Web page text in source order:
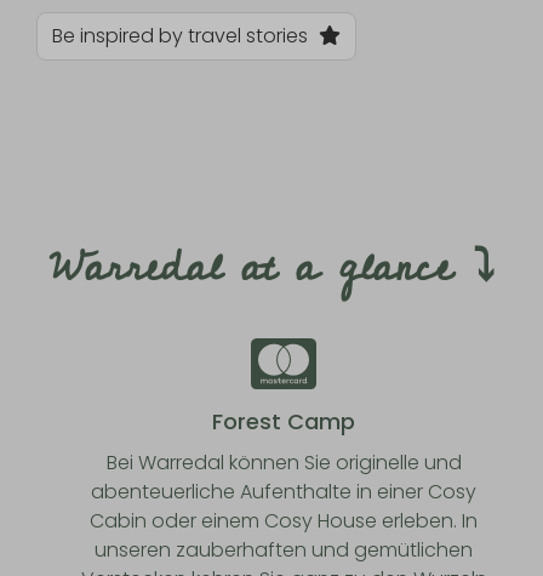
Be inspired by travel stories
Warredal at a glance ⤵
Forest Camp
Bei Warredal können Sie originelle und
abenteuerliche Aufenthalte in einer Cosy
Cabin oder einem Cosy House erleben. In
unseren zauberhaften und gemütlichen